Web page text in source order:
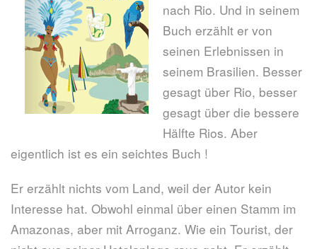
nach Rio. Und in seinem
Buch erzählt er von
seinen Erlebnissen in
seinem Brasilien. Besser
gesagt über Rio, besser
gesagt über die bessere
Hälfte Rios. Aber
eigentlich ist es ein seichtes Buch !
Er erzählt nichts vom Land, weil der Autor kein
Interesse hat. Obwohl einmal über einen Stamm im
Amazonas, aber mit Arroganz. Wie ein Tourist, der